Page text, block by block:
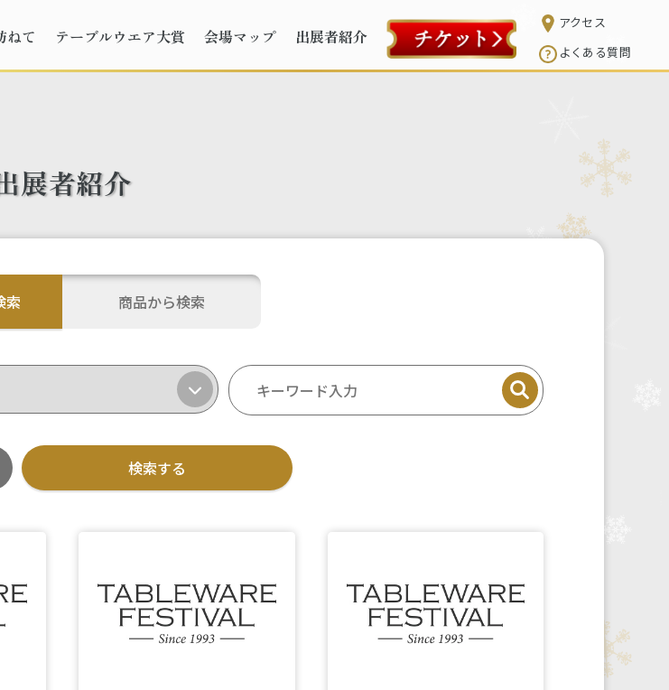
アクセス
よくある質問
ねて テーブルウエア大賞 会場マップ 出展者紹介
展者紹介
索 商品から検索